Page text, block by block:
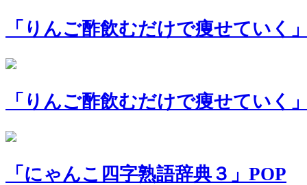
「りんご酢飲むだけで痩せていく
「りんご酢飲むだけで痩せていく
「にゃんこ四字熟語辞典３」POP